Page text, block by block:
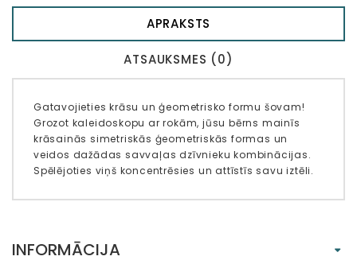
APRAKSTS
ATSAUKSMES (0)
Gatavojieties krāsu un ģeometrisko formu šovam!
Grozot kaleidoskopu ar rokām, jūsu bērns mainīs
krāsainās simetriskās ģeometriskās formas un
veidos dažādas savvaļas dzīvnieku kombinācijas.
Spēlējoties viņš koncentrēsies un attīstīs savu iztēli.
INFORMĀCIJA